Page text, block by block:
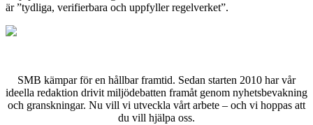
är ”tydliga, verifierbara och uppfyller regelverket”.
SMB kämpar för en hållbar framtid. Sedan starten 2010 har vår
ideella redaktion drivit miljödebatten framåt genom nyhetsbevakning
och granskningar. Nu vill vi utveckla vårt arbete – och vi hoppas att
du vill hjälpa oss.